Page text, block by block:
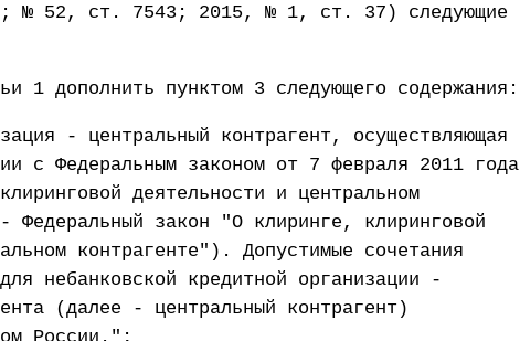
№ 52, ст. 7543; 2015, № 1, ст. 37) следующие
1 дополнить пунктом 3 следующего содержания:
- центральный контрагент, осуществляющая
с Федеральным законом от 7 февраля 2011 года
деятельности и центральном
Федеральный закон "О клиринге, клиринговой
контрагенте"). Допустимые сочетания
небанковской кредитной организации -
(далее - центральный контрагент)